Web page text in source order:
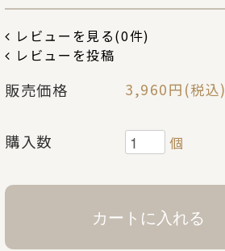
レビューを見る(0件)
レビューを投稿
販売価格 3,960円(税込)
購入数 個